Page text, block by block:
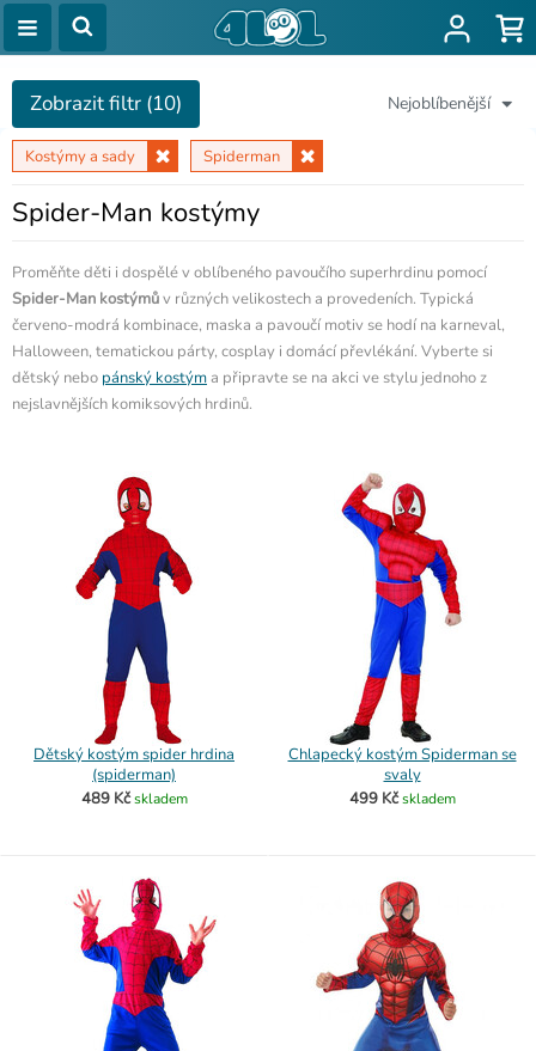
Nejoblíbenější
Zobrazit filtr (10)
Kostýmy a sady Spiderman
Spider-Man kostýmy
Proměňte děti i dospělé v oblíbeného pavoučího superhrdinu pomocí
Spider-Man kostýmův různých velikostech a provedeních. Typická
červeno-modrá kombinace, maska a pavoučí motiv se hodí na karneval,
Halloween, tematickou párty, cosplay i domácí převlékání. Vyberte si
dětský nebo pánský kostýma připravte se na akci ve stylu jednoho z
nejslavnějších komiksových hrdinů.
Dětský kostým spider hrdina
(spiderman)
489 Kč skladem
Chlapecký kostým Spiderman se
svaly
499 Kč skladem